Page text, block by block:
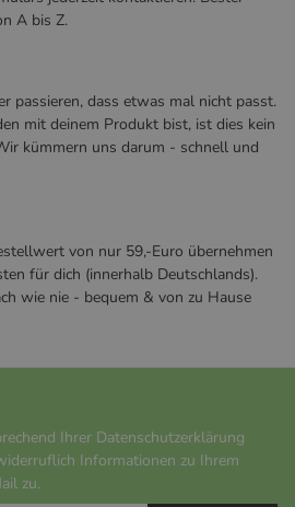
A bis Z.
passieren, dass etwas mal nicht passt.
mit deinem Produkt bist, ist dies kein
kümmern uns darum - schnell und
von nur 59,-Euro übernehmen
für dich (innerhalb Deutschlands).
wie nie - bequem & von zu Hause
Ihrer Datenschutzerklärung
Informationen zu Ihrem
zu.